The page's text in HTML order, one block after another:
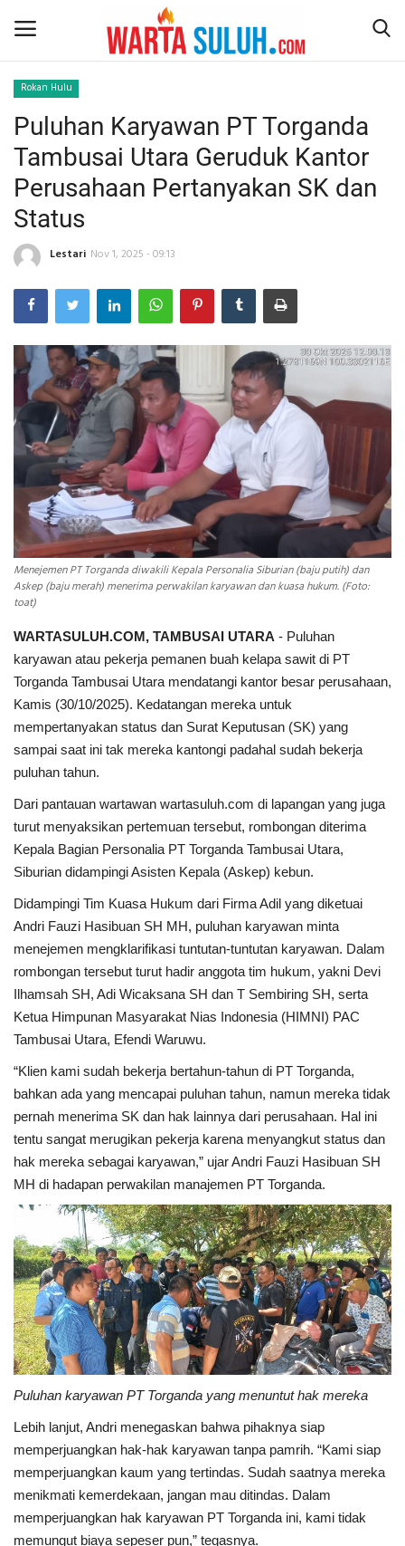
Home
NEWS
JAZIRAH RIAU
POLITIK
EKSBIS
PSPS PEKANBARU
LIFESTYLE
INDEKS
HEALTHY
Rokan Hulu
Puluhan Karyawan PT Torganda
Tambusai Utara Geruduk Kantor
Perusahaan Pertanyakan SK dan
Status
Lestari Nov 1, 2025 - 09:13
Menejemen PT Torganda diwakili Kepala Personalia Siburian (baju putih) dan
Askep (baju merah) menerima perwakilan karyawan dan kuasa hukum. (Foto:
toat)
WARTASULUH.COM, TAMBUSAI UTARA - Puluhan
karyawan atau pekerja pemanen buah kelapa sawit di PT
Torganda Tambusai Utara mendatangi kantor besar perusahaan,
Kamis (30/10/2025). Kedatangan mereka untuk
mempertanyakan status dan Surat Keputusan (SK) yang
sampai saat ini tak mereka kantongi padahal sudah bekerja
puluhan tahun.
Dari pantauan wartawan wartasuluh.com di lapangan yang juga
turut menyaksikan pertemuan tersebut, rombongan diterima
Kepala Bagian Personalia PT Torganda Tambusai Utara,
Siburian didampingi Asisten Kepala (Askep) kebun.
Didampingi Tim Kuasa Hukum dari Firma Adil yang diketuai
Andri Fauzi Hasibuan SH MH, puluhan karyawan minta
menejemen mengklarifikasi tuntutan-tuntutan karyawan. Dalam
rombongan tersebut turut hadir anggota tim hukum, yakni Devi
Ilhamsah SH, Adi Wicaksana SH dan T Sembiring SH, serta
Ketua Himpunan Masyarakat Nias Indonesia (HIMNI) PAC
Tambusai Utara, Efendi Waruwu.
“Klien kami sudah bekerja bertahun-tahun di PT Torganda,
bahkan ada yang mencapai puluhan tahun, namun mereka tidak
pernah menerima SK dan hak lainnya dari perusahaan. Hal ini
tentu sangat merugikan pekerja karena menyangkut status dan
hak mereka sebagai karyawan,” ujar Andri Fauzi Hasibuan SH
MH di hadapan perwakilan manajemen PT Torganda.
Puluhan karyawan PT Torganda yang menuntut hak mereka
Lebih lanjut, Andri menegaskan bahwa pihaknya siap
memperjuangkan hak-hak karyawan tanpa pamrih. “Kami siap
memperjuangkan kaum yang tertindas. Sudah saatnya mereka
menikmati kemerdekaan, jangan mau ditindas. Dalam
memperjuangkan hak karyawan PT Torganda ini, kami tidak
memungut biaya sepeser pun,” tegasnya.